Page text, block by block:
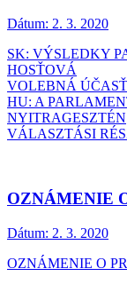
Dátum: 2. 3. 2020
SK: VÝSLEDKY
HOSŤOVÁ
VOLEBNÁ
HU: A
NYITRAGESZTÉN
VÁLASZTÁSI
OZNÁMENIE
Dátum: 2. 3. 2020
OZNÁMENIE O